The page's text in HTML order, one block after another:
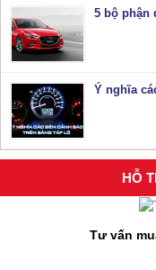
5 bộ phận
Ý nghĩa
HỖ
Tư vấn